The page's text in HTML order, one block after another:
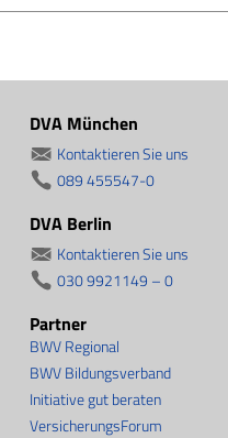
DVA München
Kontaktieren Sie uns
089 455547-0
DVA Berlin
Kontaktieren Sie uns
030 9921149 – 0
Partner
BWV Regional
BWV Bildungsverband
Initiative gut beraten
VersicherungsForum